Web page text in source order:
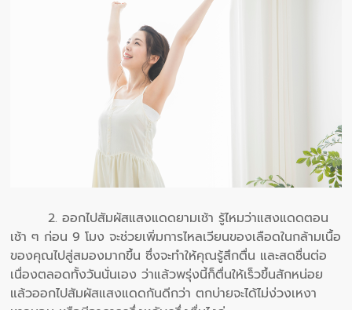
2. ออกไปสัมผัสแสงแดดยามเช้า รู้ไหมว่าแสงแดดตอน
เช้า ๆ ก่อน 9 โมง จะช่วยเพิ่มการไหลเวียนของเลือดในกล้ามเนื้อ
ของคุณไปสู่สมองมากขึ้น ซึ่งจะทำให้คุณรู้สึกตื่น และสดชื่นต่อ
เนื่องตลอดทั้งวันนั่นเอง ว่าแล้วพรุ่งนี้ก็ตื่นให้เร็วขึ้นสักหน่อย
แล้วออกไปสัมผัสแสงแดดกันดีกว่า ตกบ่ายจะได้ไม่ง่วงเหงา